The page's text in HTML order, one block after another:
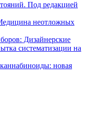
Под редакцией
неотложных
Дизайнерские
систематизации на
новая